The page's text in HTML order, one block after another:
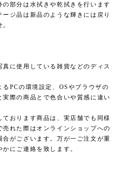
部分は水拭きや乾拭きを行います
ジ品は新品のような輝きには戻り
に使用している雑貨などのディス
PCの環境設定、OSやブラウザの
際の商品とで色合いや質感に違い
おります商品は、実店舗でも同様
れた際はオンラインショップへの
がございます。万が一ご注文が重
にご連絡を致します。